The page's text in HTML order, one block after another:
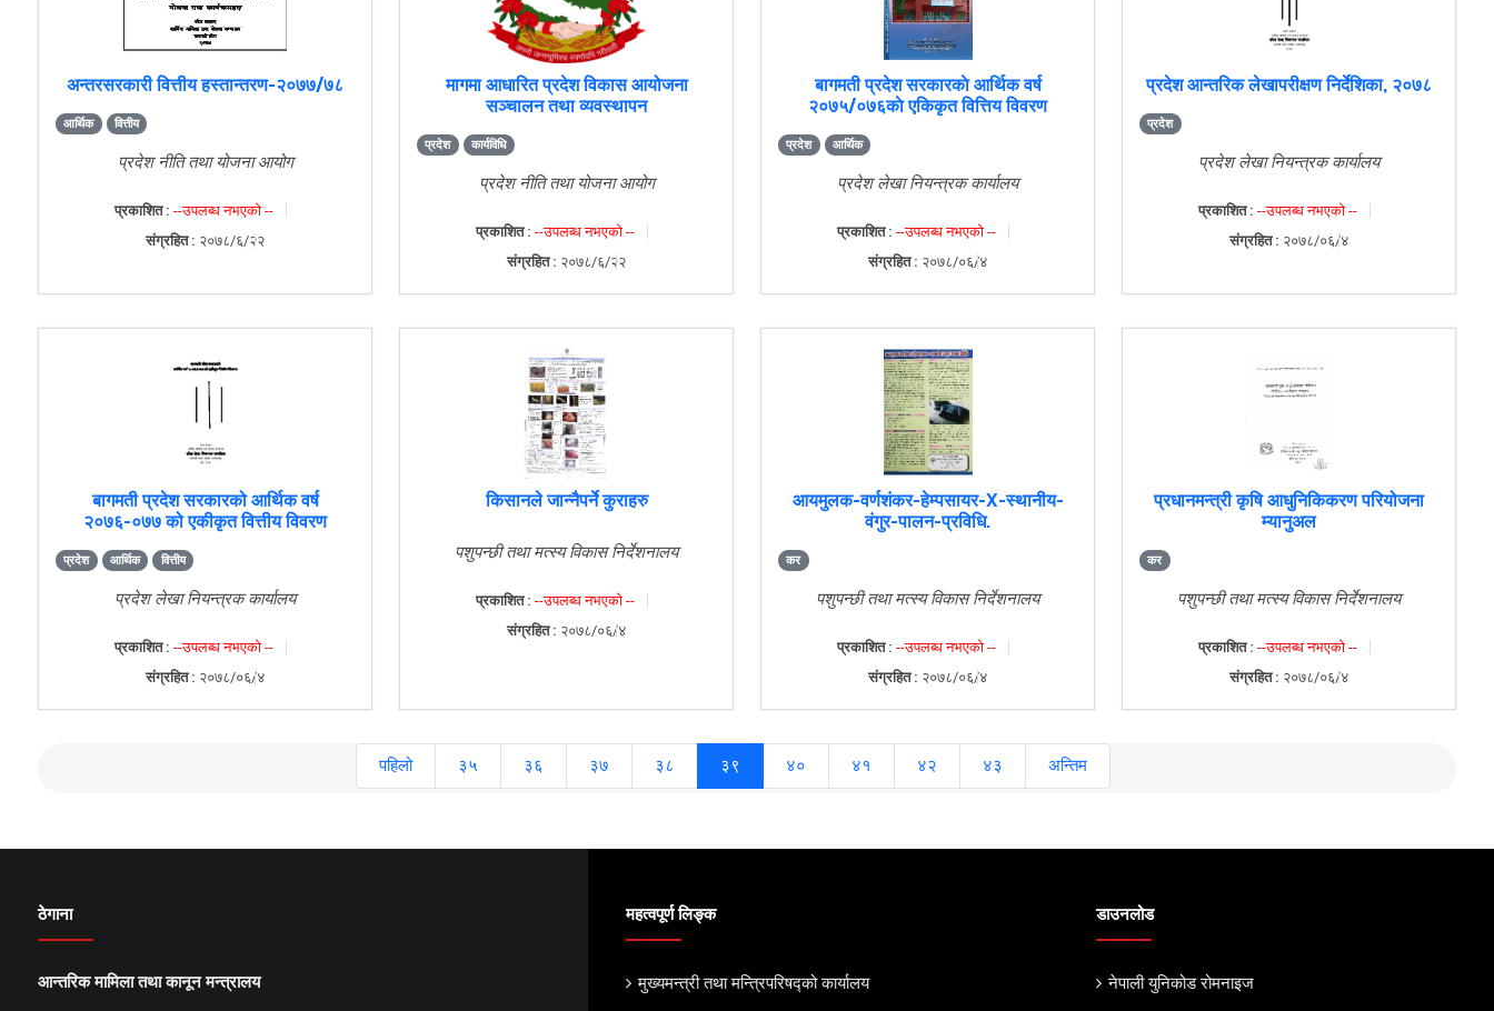
अन्तरसरकारी वित्तीय हस्तान्तरण-२०७७/७८
आर्थिक वित्तीय
प्रदेश नीति तथा योजना आयोग
प्रकाशित : --उपलब्ध नभएको --
संग्रहित : २०७८/६/२२
मागमा आधारित प्रदेश विकास आयोजना
सञ्चालन तथा व्यवस्थापन
प्रदेश कार्यविधि
प्रदेश नीति तथा योजना आयोग
प्रकाशित : --उपलब्ध नभएको --
संग्रहित : २०७८/६/२२
बागमती प्रदेश सरकारकाे आर्थिक वर्ष
२०७५/०७६काे एकिकृत वित्तिय विवरण
प्रदेश आर्थिक
प्रदेश लेखा नियन्त्रक कार्यालय
प्रकाशित : --उपलब्ध नभएको --
संग्रहित : २०७८/०६/४
प्रदेश आन्तरिक लेखापरीक्षण निर्देशिका, २०७८
प्रदेश
प्रदेश लेखा नियन्त्रक कार्यालय
प्रकाशित : --उपलब्ध नभएको --
संग्रहित : २०७८/०६/४
बागमती प्रदेश सरकारको आर्थिक वर्ष
२०७६-०७७ को एकीकृत वित्तीय विवरण
प्रदेश आर्थिक वित्तीय
प्रदेश लेखा नियन्त्रक कार्यालय
प्रकाशित : --उपलब्ध नभएको --
संग्रहित : २०७८/०६/४
किसानले जान्नैपर्ने कुराहरु
पशुपन्छी तथा मत्स्य विकास निर्देशनालय
प्रकाशित : --उपलब्ध नभएको --
संग्रहित : २०७८/०६/४
आयमुलक-वर्णशंकर-हेम्पसायर-X-स्थानीय-
वंगुर-पालन-प्रविधि.
कर
पशुपन्छी तथा मत्स्य विकास निर्देशनालय
प्रकाशित : --उपलब्ध नभएको --
संग्रहित : २०७८/०६/४
प्रधानमन्त्री कृषि आधुनिकिकरण परियोजना
म्यानुअल
कर
पशुपन्छी तथा मत्स्य विकास निर्देशनालय
प्रकाशित : --उपलब्ध नभएको --
संग्रहित : २०७८/०६/४
पहिलो ३५ ३६ ३७ ३८ ३९ ४० ४१ ४२ ४३ अन्तिम
ठेगाना
आन्तरिक मामिला तथा कानून मन्त्रालय
महत्वपूर्ण लिङ्क
मुख्यमन्त्री तथा मन्त्रिपरिषद्को कार्यालय
डाउनलोड
नेपाली युनिकोड रोमनाइज